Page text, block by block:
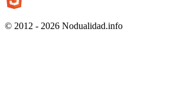
© 2012 - 2026 Nodualidad.info